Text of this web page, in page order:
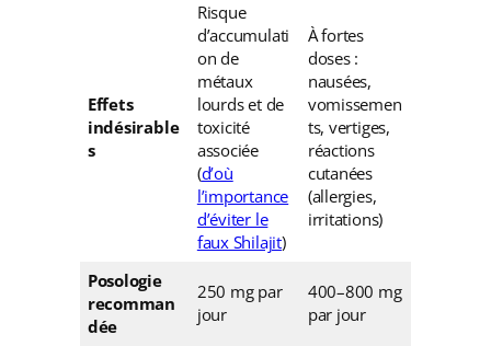
Effets
indésirable
s
Risque
d’accumulati
on de
métaux
lourds et de
toxicité
associée
(d’où
l’importance
d’éviter le
faux Shilajit)
À fortes
doses :
nausées,
vomissemen
ts, vertiges,
réactions
cutanées
(allergies,
irritations)
Posologie
recomman
dée
250 mg par
jour
400–800 mg
par jour